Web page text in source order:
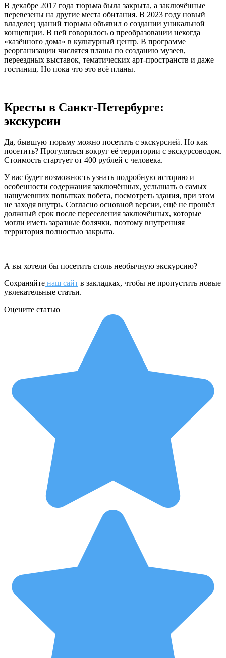
В декабре 2017 года тюрьма была закрыта, а заключённые
перевезены на другие места обитания. В 2023 году новый
владелец зданий тюрьмы объявил о создании уникальной
концепции. В ней говорилось о преобразовании некогда
«казённого дома» в культурный центр. В программе
реорганизации числятся планы по созданию музеев,
переездных выставок, тематических арт-пространств и даже
гостиниц. Но пока что это всё планы.
Кресты в Санкт-Петербурге:
экскурсии
Да, бывшую тюрьму можно посетить с экскурсией. Но как
посетить? Прогуляться вокруг её территории с экскурсоводом.
Стоимость стартует от 400 рублей с человека.
У вас будет возможность узнать подробную историю и
особенности содержания заключённых, услышать о самых
нашумевших попытках побега, посмотреть здания, при этом
не заходя внутрь. Согласно основной версии, ещё не прошёл
должный срок после переселения заключённых, которые
могли иметь заразные болячки, поэтому внутренняя
территория полностью закрыта.
А вы хотели бы посетить столь необычную экскурсию?
Сохраняйте наш сайт в закладках, чтобы не пропустить новые
увлекательные статьи.
Оцените статью